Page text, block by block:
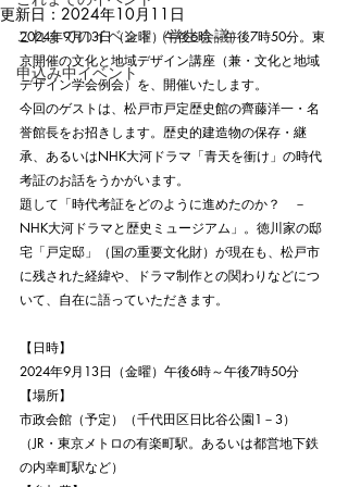
これまでのイベント（学生会議）
申込み中イベント
更新日： 2024年10月11日
2024年9月13日（金曜）午後6時～午後7時50分。東
京開催の文化と地域デザイン講座（兼・文化と地域
デザイン学会例会）を、開催いたします。
今回のゲストは、松戸市戸定歴史館の齊藤洋一・名
誉館長をお招きします。歴史的建造物の保存・継
承、あるいはNHK大河ドラマ「青天を衝け」の時代
考証のお話をうかがいます。
題して「時代考証をどのように進めたのか？　－
NHK大河ドラマと歴史ミュージアム」。徳川家の邸
宅「戸定邸」（国の重要文化財）が現在も、松戸市
に残された経緯や、ドラマ制作との関わりなどにつ
いて、自在に語っていただきます。
【日時】
2024年9月13日（金曜）午後6時～午後7時50分
【場所】
市政会館（予定）（千代田区日比谷公園1－3）
（JR・東京メトロの有楽町駅。あるいは都営地下鉄
の内幸町駅など）